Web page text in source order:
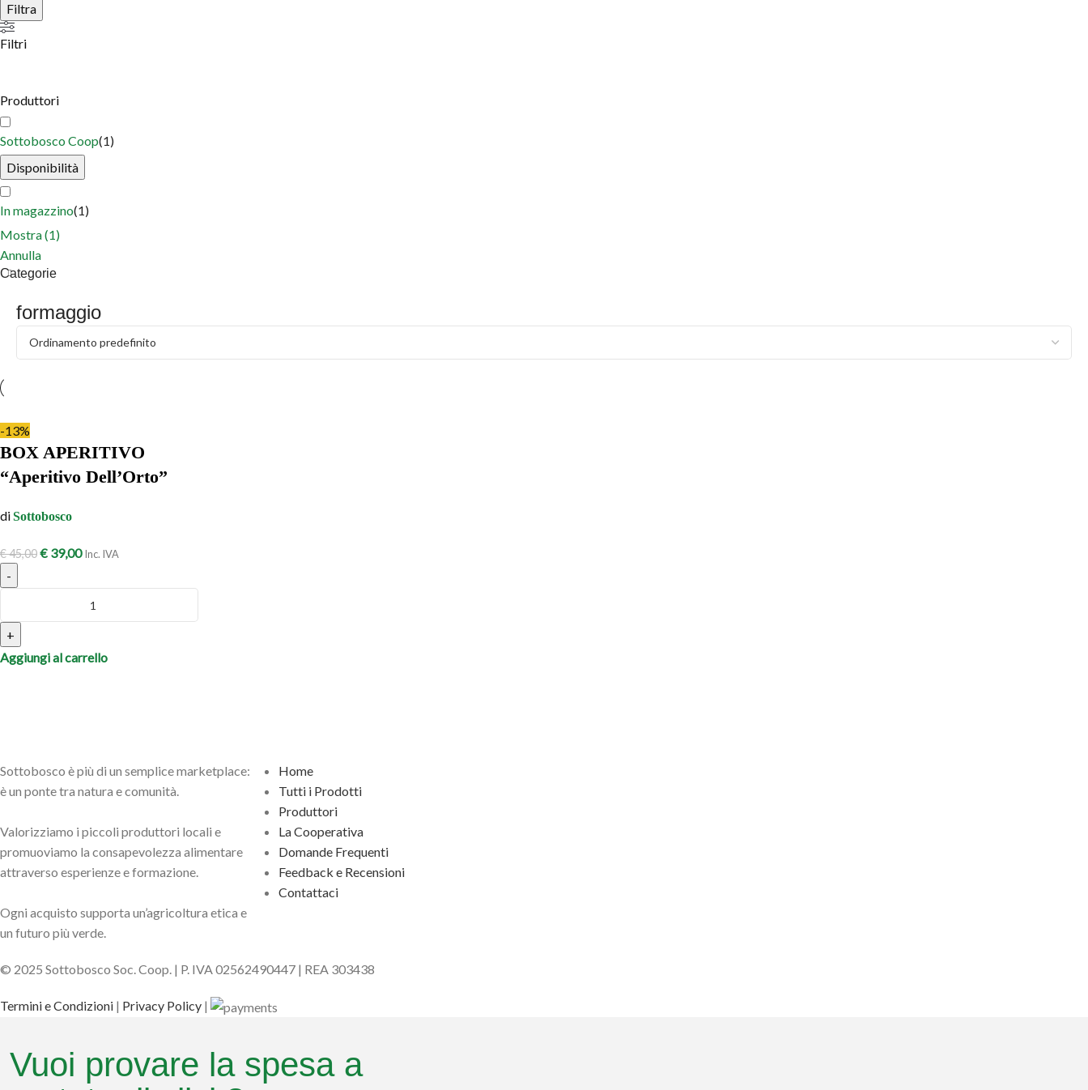
Filtra
Filtri
Produttori
Sottobosco Coop(1)
Disponibilità
In magazzino(1)
Mostra(1)
Annulla
Categorie
formaggio
-13%
BOX APERITIVO
“Aperitivo Dell’Orto”
diSottobosco
€45,00€ 39,00 Inc. IVA
-
+
Aggiungi al carrello
Sottobosco è più di un semplice marketplace:
è un ponte tra natura e comunità.
Valorizziamo i piccoli produttori locali e
promuoviamo la consapevolezza alimentare
attraverso esperienze e formazione.
Ogni acquisto supporta un’agricoltura etica e
un futuro più verde.
Home
Tutti i Prodotti
Produttori
La Cooperativa
Domande Frequenti
Feedback e Recensioni
Contattaci
© 2025 Sottobosco Soc. Coop. | P. IVA 02562490447 | REA 303438
Termini e Condizioni | Privacy Policy |
Vuoi provare la spesa a